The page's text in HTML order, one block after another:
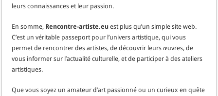
leurs connaissances et leur passion.
En somme, Rencontre-artiste.eu est plus qu’un simple site web.
C’est un véritable passeport pour l’univers artistique, qui vous
permet de rencontrer des artistes, de découvrir leurs œuvres, de
vous informer sur l’actualité culturelle, et de participer à des ateliers
artistiques.
Que vous soyez un amateur d’art passionné ou un curieux en quête